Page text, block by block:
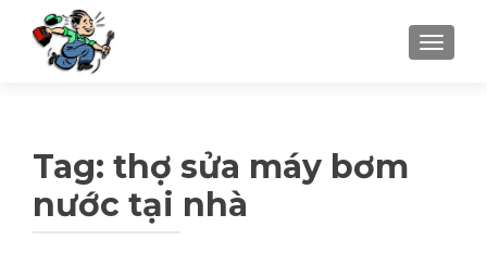
Tag: thợ sửa máy bơm
nước tại nhà